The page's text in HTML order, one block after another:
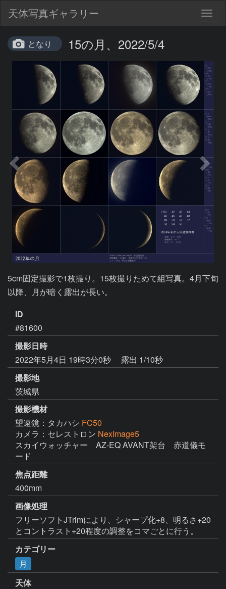
天体写真ギャラリー
となり 15の月、2022/5/4
5cm固定撮影で1枚撮り。15枚撮りためて組写真。4月下旬
以降、月が暗く露出が長い。
ID
#81600
撮影日時
2022年5月4日 19時3分0秒
露出 1/10秒
撮影地
茨城県
撮影機材
望遠鏡：タカハシ FC50
カメラ：セレストロン NexImage5
スカイウォッチャー　AZ-EQ AVANT架台　赤道儀モ
ード
焦点距離
400mm
画像処理
フリーソフトJTrimにより、シャープ化+8、明るさ+20
とコントラスト+20程度の調整をコマごとに行う。
カテゴリー
月
天体